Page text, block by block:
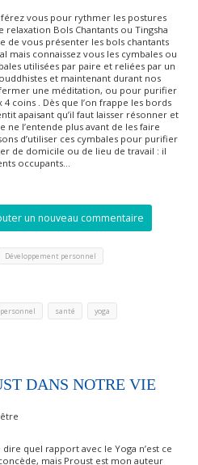
vous pour rythmer les postures
Bols Chantants ou Tingsha
de vous présenter les bols chantants
mais connaissez vous les cymbales ou
utilisées par paire et reliées par un
et maintenant durant nos
une méditation, ou pour purifier
coins . Dès que l’on frappe les bords
apaisant qu’il faut laisser résonner et
l’entende plus avant de les faire
d’utiliser ces cymbales pour purifier
de domicile ou de lieu de travail : il
occupants…
un nouveau commentaire
Développement personnel
santé yoga
DANS NOTRE VIE
quel rapport avec le Yoga n’est ce
mais Proust est mon auteur